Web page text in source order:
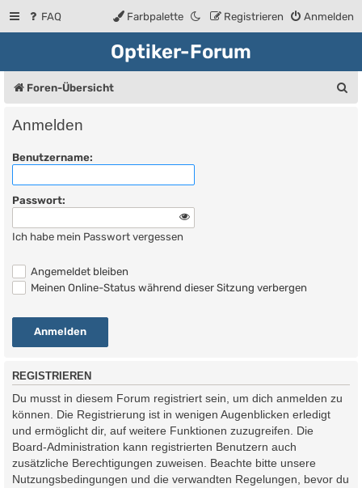
FAQ Anmelden
Registrieren
Farbpalette
Optiker-Forum
Foren-Übersicht
Anmelden
Benutzername:
Passwort:
Ich habe mein Passwort vergessen
Angemeldet bleiben
Meinen Online-Status während dieser Sitzung verbergen
REGISTRIEREN
Du musst in diesem Forum registriert sein, um dich anmelden zu
können. Die Registrierung ist in wenigen Augenblicken erledigt
und ermöglicht dir, auf weitere Funktionen zuzugreifen. Die
Board-Administration kann registrierten Benutzern auch
zusätzliche Berechtigungen zuweisen. Beachte bitte unsere
Nutzungsbedingungen und die verwandten Regelungen, bevor du